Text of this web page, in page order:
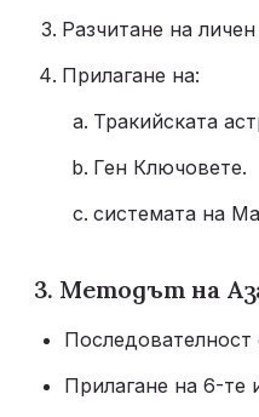
Разчитане на
Прилагане на:
Тракийската
Ген Ключовете.
системата на
3. Методът на
Последователност
Прилагане на 6-те